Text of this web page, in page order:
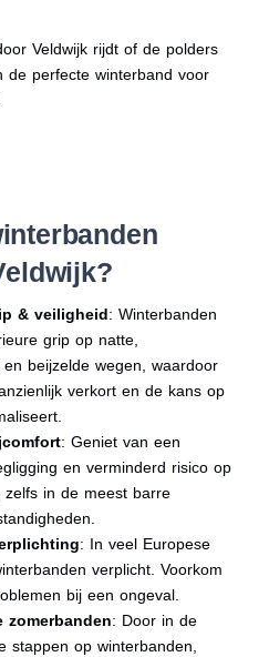
Veldwijk rijdt of de polders
de perfecte winterband voor
& veiligheid: Winterbanden
grip op natte,
en beijzelde wegen, waardoor
verkort en de kans op
: Geniet van een
en verminderd risico op
zelfs in de meest barre
: In veel Europese
verplicht. Voorkom
bij een ongeval.
zomerbanden: Door in de
stappen op winterbanden,